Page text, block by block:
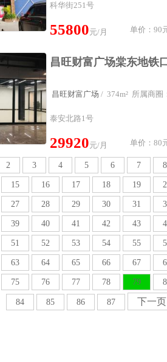
科华街251号
55800元/月 单价：90
昌旺财富广场 / 374m² 所属商圈
泰安北路1号
29920元/月 单价：80
2 3 4 5 6 7 8
15 16 17 18 19
27 28 29 30 31
39 40 41 42 43
51 52 53 54 55
63 64 65 66 67
75 76 77 78 79
84 85 86 87 下一页